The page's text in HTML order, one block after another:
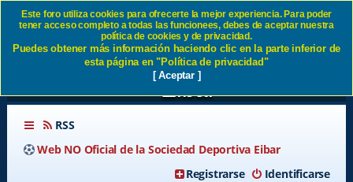
19 noviembre : 14,30
Astelena y 18,30 Ipurua. SD
Eibar
RSS
Web NO Oficial de la Sociedad Deportiva Eibar
Identificarse
Registrarse
Este foro utiliza cookies para ofrecerte la mejor experiencia. Para poder
tener acceso completo a todas las funcionees, debes de aceptar nuestra
política de cookies y de privacidad.
Puedes obtener más información haciendo clic en la parte inferior de
esta página en "Política de privacidad"
[ Aceptar ]